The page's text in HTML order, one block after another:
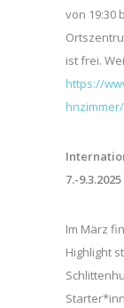
von 19:30
ist frei.
https://
hnzimmer/
7.-9.3.2025
Im März
Highlight